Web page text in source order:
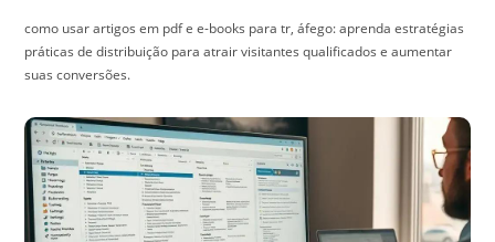
como usar artigos em pdf e e-books para tr, áfego: aprenda estratégias
práticas de distribuição para atrair visitantes qualificados e aumentar
suas conversões.